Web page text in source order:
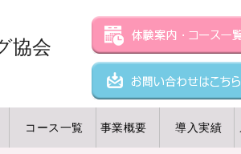
協会
コース一覧 事業概要 導入実績